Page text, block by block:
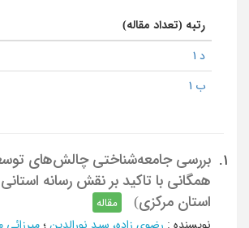
رتبه (تعداد مقاله)
د 1
ب 1
1.
بررسی جامعه‌شناختی چالش‌های
همگانی با تاکید بر نقش رسانه
استان مرکزی)
مقاله
نویسنده : رضوی زاده، سید نورالدین ؛ میرزائی